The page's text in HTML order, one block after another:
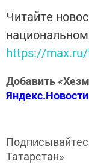
Читайте
https://
Добавить
Яндекс.Новости
Татарстан»